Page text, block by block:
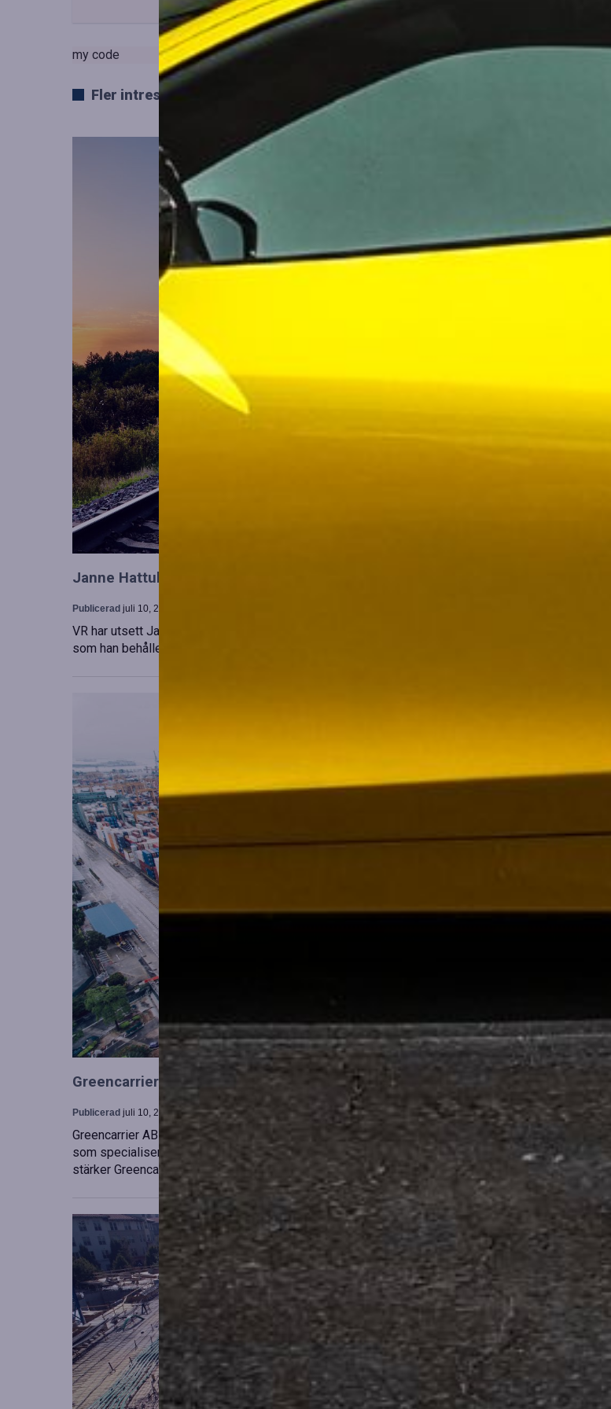
my code
Fler intressanta artiklar
Janne Hattula tillträder som ny ledare för VR City Traffic i Sverige och Finland
Publicerad juli 10, 2026
VR har utsett Janne Hattula att leda verksamheten för upphandlad kollektivtrafik i Sverige, samtidigt
som han behåller sitt ansvar i Finland. Detta sker i kölvattnet av Johan Oscarssons avsked från…
Greencarrier utökar sin verksamhet genom förvärv av Containerhandel CARU
Publicerad juli 10, 2026
Greencarrier AB har förvärvat en majoritetsandel i Containerhandel CARU AB, ett svenskt företag
som specialiserar sig på försäljning, uthyrning och skräddarsydda containerlösningar. Detta förvärv
stärker Greencarriers ställning inom containersektorn och…